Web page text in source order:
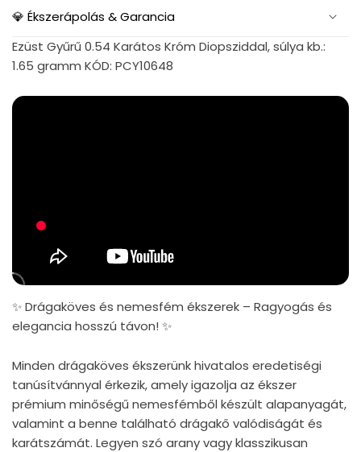
💎 Ékszerápolás & Garancia
Ezüst Gyűrű 0.54 Karátos Króm Diopsziddal, súlya kb.:
1.65 gramm KÓD: PCY10648
✨ Drágaköves és nemesfém ékszerek – Ragyogás és
elegancia hosszú távon! ✨
Minden drágaköves ékszerünk hivatalos eredetiségi
tanúsítvánnyal érkezik, amely igazolja az ékszer
prémium minőségű nemesfémből készült alapanyagát,
valamint a benne található drágakő valódiságát és
karátszámát. Legyen szó arany vagy klasszikusan